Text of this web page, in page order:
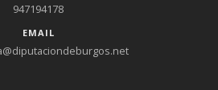
947194178
EMAIL